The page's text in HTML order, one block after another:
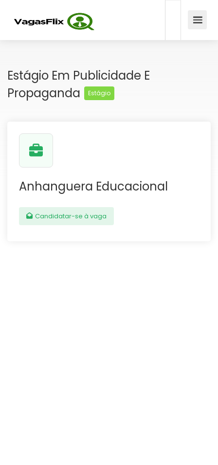
Estágio Em Publicidade E
Propaganda
Estágio
Anhanguera Educacional
Candidatar-se à vaga